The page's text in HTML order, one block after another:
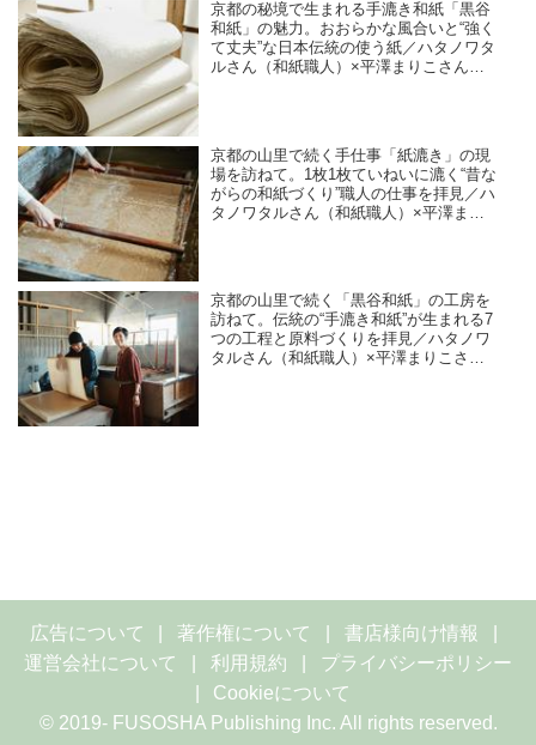
京都の秘境で生まれる手漉き和紙「黒谷
和紙」の魅力。おおらかな風合いと“強く
て丈夫”な日本伝統の使う紙／ハタノワタ
ルさん（和紙職人）×平澤まりこさん
京都の山里で続く手仕事「紙漉き」の現
場を訪ねて。1枚1枚ていねいに漉く“昔な
がらの和紙づくり”職人の仕事を拝見／ハ
タノワタルさん（和紙職人）×平澤まり
京都の山里で続く「黒谷和紙」の工房を
訪ねて。伝統の“手漉き和紙”が生まれる7
つの工程と原料づくりを拝見／ハタノワ
タルさん（和紙職人）×平澤まりこさん
広告について 著作権について
書店様向け情報
運営会社について
利用規約
プライバシーポリシー
Cookieについて
© 2019- FUSOSHA Publishing Inc. All rights reserved.